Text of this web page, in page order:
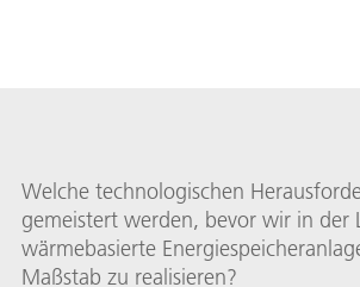
Welche technologischen
gemeistert werden, bevor wir in der
wärmebasierte
Maßstab zu realisieren?